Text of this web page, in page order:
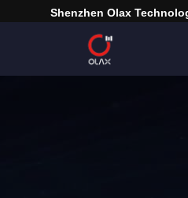
Shenzhen Olax